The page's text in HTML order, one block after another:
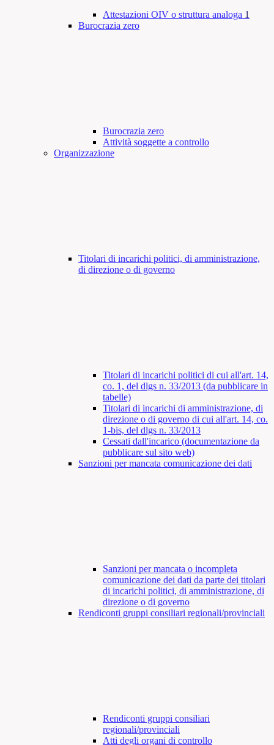
Attestazioni OIV o struttura analoga 1
Burocrazia zero
Burocrazia zero
Attività soggette a controllo
Organizzazione
Titolari di incarichi politici, di amministrazione,
di direzione o di governo
Titolari di incarichi politici di cui all'art. 14,
co. 1, del dlgs n. 33/2013 (da pubblicare in
tabelle)
Titolari di incarichi di amministrazione, di
direzione o di governo di cui all'art. 14, co.
1-bis, del dlgs n. 33/2013
Cessati dall'incarico (documentazione da
pubblicare sul sito web)
Sanzioni per mancata comunicazione dei dati
Sanzioni per mancata o incompleta
comunicazione dei dati da parte dei titolari
di incarichi politici, di amministrazione, di
direzione o di governo
Rendiconti gruppi consiliari regionali/provinciali
Rendiconti gruppi consiliari
regionali/provinciali
Atti degli organi di controllo